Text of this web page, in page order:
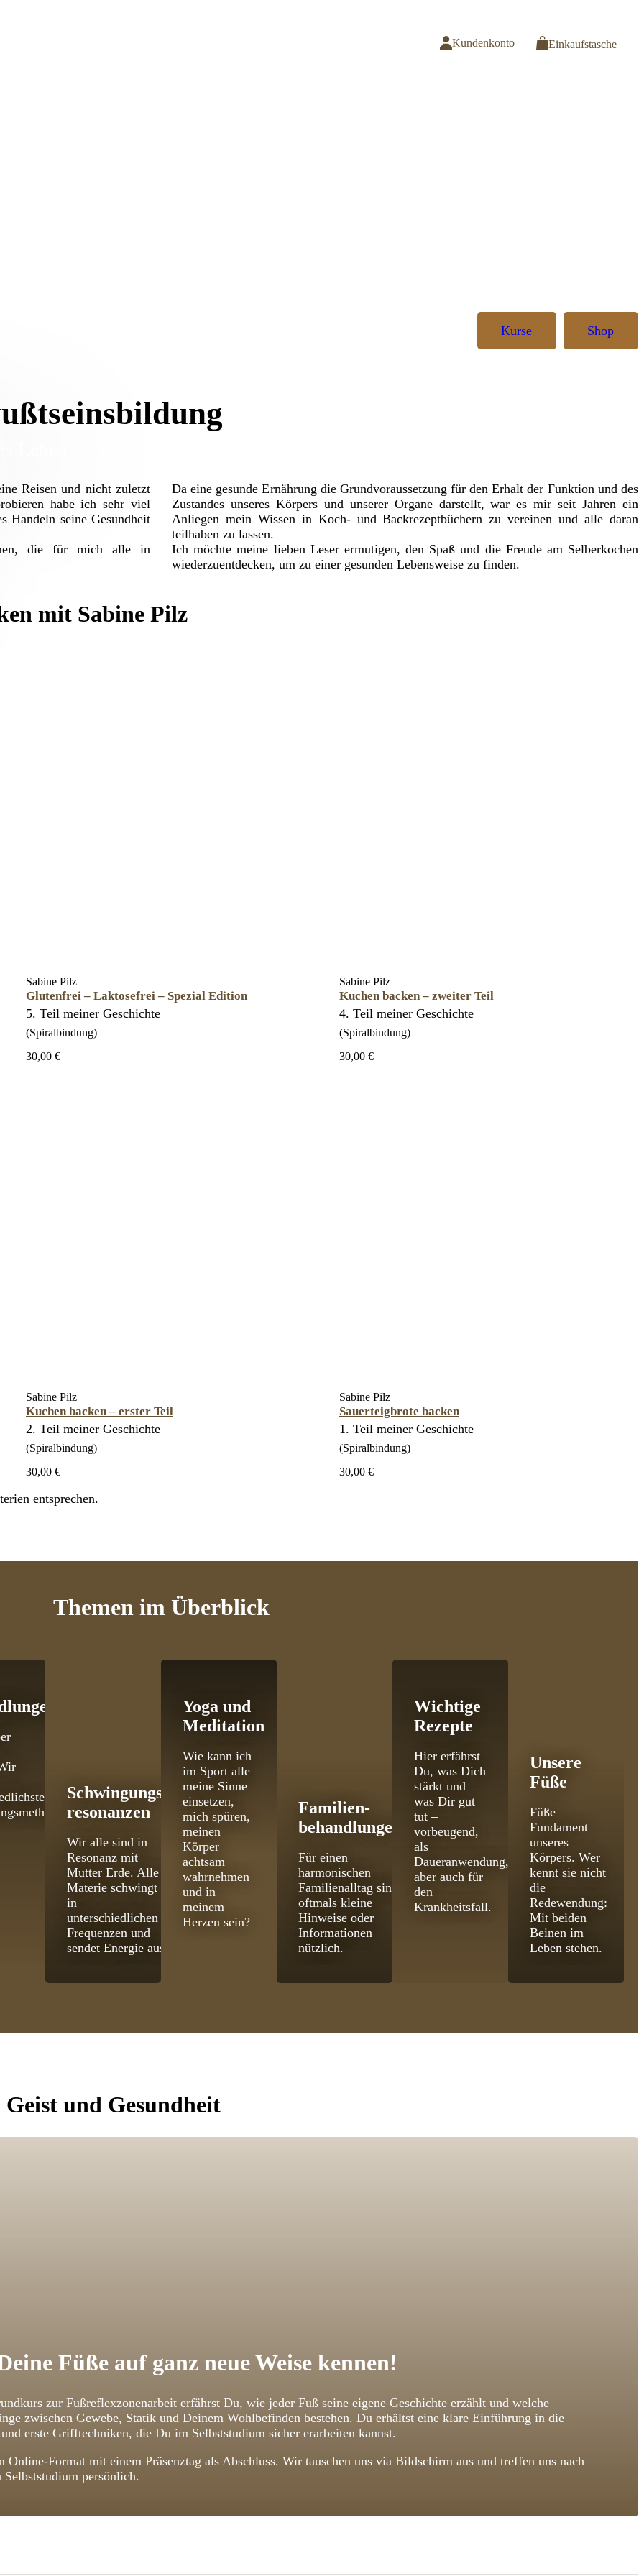
Kundenkonto Einkaufstasche
Shop
Kurse
Reisen und nicht zuletzt
habe ich sehr viel
Handeln seine Gesundheit
die für mich alle in
Da eine gesunde Ernährung die Grundvoraussetzung für den Erhalt der Funktion und des
Zustandes unseres Körpers und unserer Organe darstellt, war es mir seit Jahren ein
Anliegen mein Wissen in Koch- und Backrezeptbüchern zu vereinen und alle daran
teilhaben zu lassen.
Ich möchte meine lieben Leser ermutigen, den Spaß und die Freude am Selberkochen
wiederzuentdecken, um zu einer gesunden Lebensweise zu finden.
mit Sabine Pilz
Sabine Pilz
Glutenfrei – Laktosefrei – Spezial Edition
5. Teil meiner Geschichte
(Spiralbindung)
30,00 €
Sabine Pilz
Kuchen backen – zweiter Teil
4. Teil meiner Geschichte
(Spiralbindung)
30,00 €
Sabine Pilz
Kuchen backen – erster Teil
2. Teil meiner Geschichte
(Spiralbindung)
30,00 €
Sabine Pilz
Sauerteigbrote backen
1. Teil meiner Geschichte
(Spiralbindung)
30,00 €
entsprechen.
Themenim Überblick
Schwingungs­
resonanzen
Wir alle sind in
Resonanz mit
Mutter Erde. Alle
Materie schwingt
in
unterschiedlichen
Frequenzen und
sendet Energie aus.
Yoga und
Meditation
Wie kann ich
im Sport alle
meine Sinne
einsetzen,
mich spüren,
meinen
Körper
achtsam
wahrnehmen
und in
meinem
Herzen sein?
Familien­
behandlungen
Für einen
harmonischen
Familienalltag sind
oftmals kleine
Hinweise oder
Informationen
nützlich.
Wichtige
Rezepte
Hier erfährst
Du, was Dich
stärkt und
was Dir gut
tut –
vorbeugend,
als
Daueranwendung,
aber auch für
den
Krankheitsfall.
Unsere
Füße
Füße –
Fundament
unseres
Körpers. Wer
kennt sie nicht
die
Redewendung:
Mit beiden
Beinen im
Leben stehen.
und Gesundheit
Füße auf ganz neue Weise kennen!
zur Fußreflexzonenarbeit erfährst Du, wie jeder Fuß seine eigene Geschichte erzählt und welche
zwischen Gewebe, Statik und Deinem Wohlbefinden bestehen. Du erhältst eine klare Einführung in die
erste Grifftechniken, die Du im Selbststudium sicher erarbeiten kannst.
Online-Format mit einem Präsenztag als Abschluss. Wir tauschen uns via Bildschirm aus und treffen uns nach
Selbststudium persönlich.